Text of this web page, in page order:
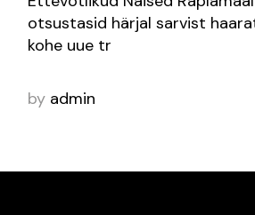
otsustasid härjal sarvist
kohe uue tr
by admin